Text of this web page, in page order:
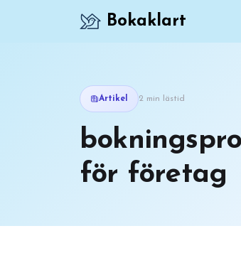
Bokaklart
Artikel 2 min lästid
för företag